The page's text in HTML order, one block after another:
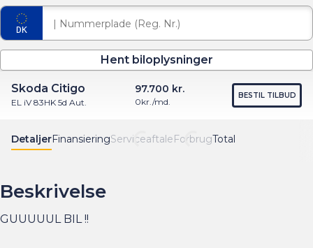
Hent biloplysninger
DetaljerFinansieringServiceaftale ForbrugTotal
Skoda Citigo
EL iV 83HK 5d Aut.
97.700 kr.
0kr./md.
BESTIL TILBUD
Beskrivelse
GUUUUUL BIL !!